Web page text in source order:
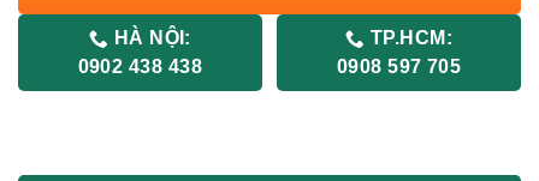
HÀ NỘI:
0902 438 438
TP.HCM:
0908 597 705